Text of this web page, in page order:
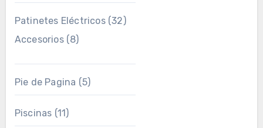
Patinetes Eléctricos(32)
Accesorios(8)
Pie de Pagina (5)
Piscinas (11)